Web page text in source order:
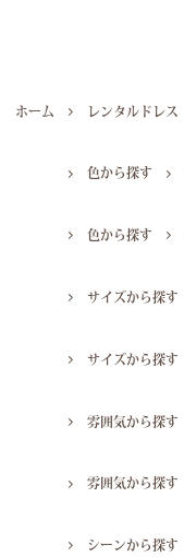
ホーム レンタルドレス
色から探す
色から探す
サイズから探す
サイズから探す
雰囲気から探す
雰囲気から探す
シーンから探す